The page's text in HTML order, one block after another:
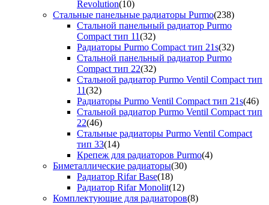
Revolution(10)
Стальные панельные радиаторы Purmo(238)
Стальной панельный радиатор Purmo
Compact тип 11(32)
Радиаторы Purmo Compact тип 21s(32)
Стальной панельный радиатор Purmo
Compact тип 22(32)
Стальной радиатор Purmo Ventil Compact тип
11(32)
Радиаторы Purmo Ventil Compact тип 21s(46)
Стальной радиатор Purmo Ventil Compact тип
22(46)
Стальные радиаторы Purmo Ventil Compact
тип 33(14)
Крепеж для радиаторов Purmo(4)
Биметаллические радиаторы(30)
Радиатор Rifar Base(18)
Радиатор Rifar Monolit(12)
Комплектующие для радиаторов(8)